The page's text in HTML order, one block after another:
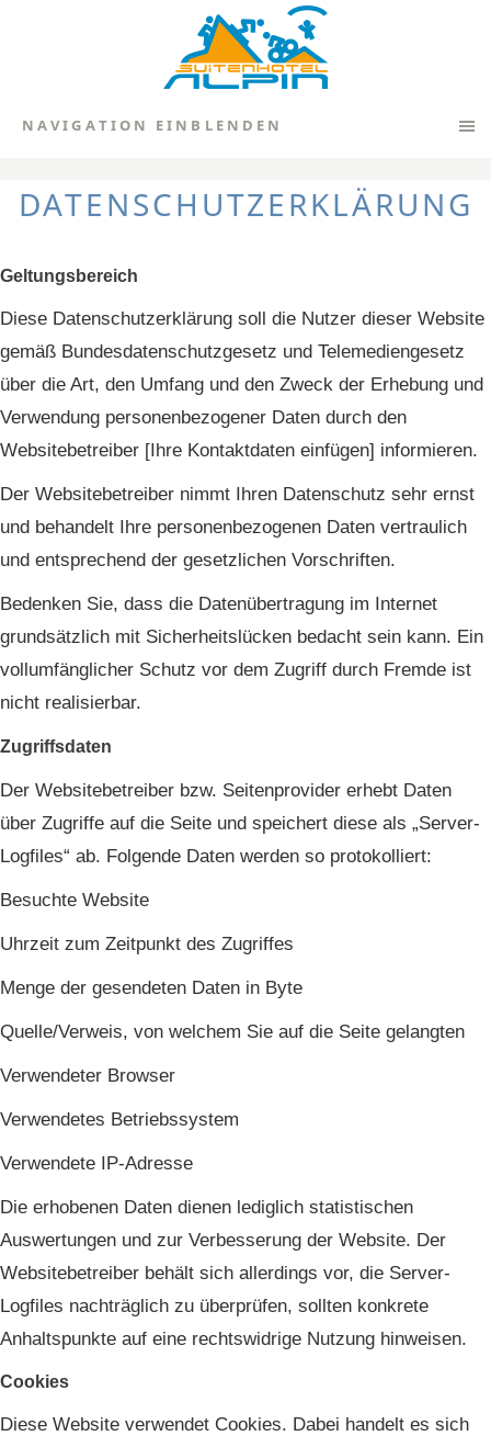
NAVIGATION EINBLENDEN
DATENSCHUTZERKLÄRUNG
Geltungsbereich
Diese Datenschutzerklärung soll die Nutzer dieser Website
gemäß Bundesdatenschutzgesetz und Telemediengesetz
über die Art, den Umfang und den Zweck der Erhebung und
Verwendung personenbezogener Daten durch den
Websitebetreiber [Ihre Kontaktdaten einfügen] informieren.
Der Websitebetreiber nimmt Ihren Datenschutz sehr ernst
und behandelt Ihre personenbezogenen Daten vertraulich
und entsprechend der gesetzlichen Vorschriften.
Bedenken Sie, dass die Datenübertragung im Internet
grundsätzlich mit Sicherheitslücken bedacht sein kann. Ein
vollumfänglicher Schutz vor dem Zugriff durch Fremde ist
nicht realisierbar.
Zugriffsdaten
Der Websitebetreiber bzw. Seitenprovider erhebt Daten
über Zugriffe auf die Seite und speichert diese als „Server-
Logfiles“ ab. Folgende Daten werden so protokolliert:
Besuchte Website
Uhrzeit zum Zeitpunkt des Zugriffes
Menge der gesendeten Daten in Byte
Quelle/Verweis, von welchem Sie auf die Seite gelangten
Verwendeter Browser
Verwendetes Betriebssystem
Verwendete IP-Adresse
Die erhobenen Daten dienen lediglich statistischen
Auswertungen und zur Verbesserung der Website. Der
Websitebetreiber behält sich allerdings vor, die Server-
Logfiles nachträglich zu überprüfen, sollten konkrete
Anhaltspunkte auf eine rechtswidrige Nutzung hinweisen.
Cookies
Diese Website verwendet Cookies. Dabei handelt es sich